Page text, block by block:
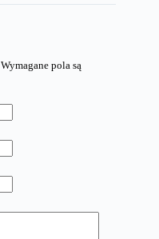
Wymagane pola są